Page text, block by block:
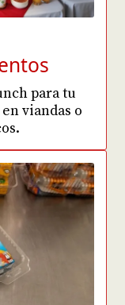
para tu
viandas o